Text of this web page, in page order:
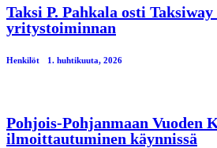
Taksi P. Pahkala osti
yritystoiminnan
Henkilöt 1. huhtikuuta, 2026
Pohjois-Pohjanmaan Vuoden
ilmoittautuminen käynnissä